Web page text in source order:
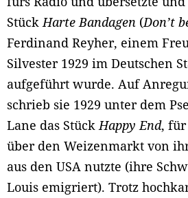
Stück Harte Bandagen (Don’t
Ferdinand Reyher, einem
Silvester 1929 im Deutschen
aufgeführt wurde. Auf
schrieb sie 1929 unter dem
Lane das Stück Happy End, für
über den Weizenmarkt von
aus den USA nutzte (ihre
Louis emigriert). Trotz